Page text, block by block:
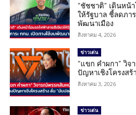
“ชัชชาติ” เดินหน้
ให้รัฐบาล ชี้ลดภา
พัฒนาเมือง
สิงหาคม 4, 2026
ข่าวเด่น
“แขก คำผกา” วิ
ปัญหาเชิงโครงสร้
สิงหาคม 3, 2026
ข่าวเด่น